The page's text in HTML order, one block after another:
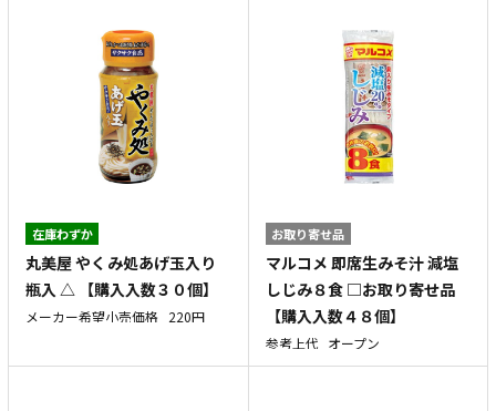
在庫わずか
丸美屋 やくみ処あげ玉入り
瓶入 △ 【購入入数３０個】
メーカー希望小売価格 220円
お取り寄せ品
マルコメ 即席生みそ汁 減塩
しじみ８食 □お取り寄せ品
【購入入数４８個】
参考上代 オープン